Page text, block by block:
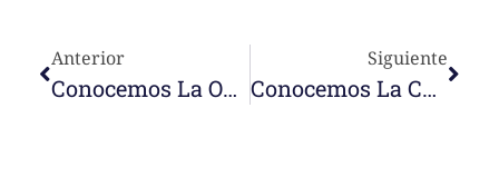
Anterior
Conocemos La Obra De U.E. P. Victor Iriarte En Punto Fijo
Siguiente
Conocemos La Comunidad Y Obra Nazaret En Lambaré (Paraguay)